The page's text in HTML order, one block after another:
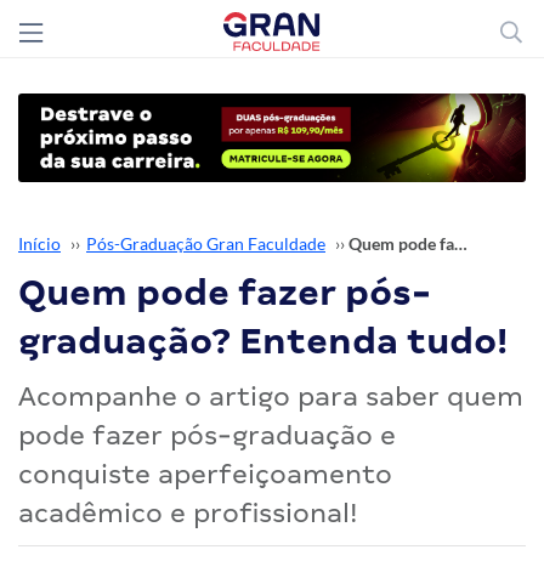
Início ›› Pós-Graduação Gran Faculdade ›› Quem pode fazer pós-graduação? Entenda tudo!
Quem pode fazer pós-
graduação? Entenda tudo!
Acompanhe o artigo para saber quem
pode fazer pós-graduação e
conquiste aperfeiçoamento
acadêmico e profissional!